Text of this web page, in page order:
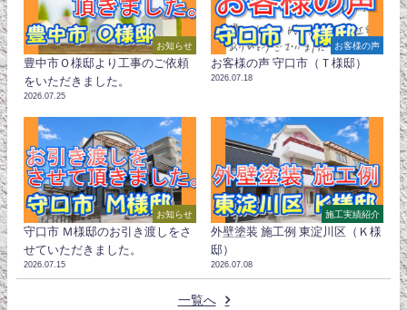
お知らせ
豊中市Ｏ様邸より工事のご依頼
をいただきました。
2026.07.25
お客様の声
お客様の声 守口市（Ｔ様邸）
2026.07.18
お知らせ
守口市 Ｍ様邸のお引き渡しをさ
せていただきました。
2026.07.15
施工実績紹介
外壁塗装 施工例 東淀川区（Ｋ様
邸）
2026.07.08
一覧へ